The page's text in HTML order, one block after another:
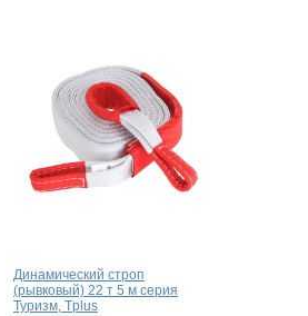
Динамический строп
(рывковый) 22 т 5 м серия
Туризм, Tplus